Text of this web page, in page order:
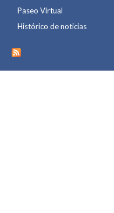
Paseo Virtual
Histórico de noticias